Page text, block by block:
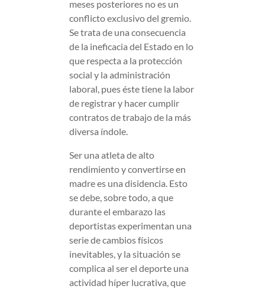
meses posteriores no es un
conflicto exclusivo del gremio.
Se trata de una consecuencia
de la ineficacia del Estado en lo
que respecta a la protección
social y la administración
laboral, pues éste tiene la labor
de registrar y hacer cumplir
contratos de trabajo de la más
diversa índole.
Ser una atleta de alto
rendimiento y convertirse en
madre es una disidencia. Esto
se debe, sobre todo, a que
durante el embarazo las
deportistas experimentan una
serie de cambios físicos
inevitables, y la situación se
complica al ser el deporte una
actividad híper lucrativa, que